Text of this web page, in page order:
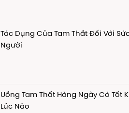
Tác Dụng Của Tam Thất Đối Với
Người
Uống Tam Thất Hàng Ngày Có Tốt
Lúc Nào